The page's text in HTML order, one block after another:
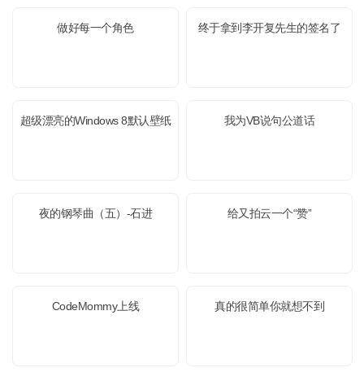
做好每一个角色 终于拿到李开复先生的签名了
超级漂亮的Windows 8默认壁纸 我为VB说句公道话
夜的钢琴曲（五）-石进 给又拍云一个“赞”
CodeMommy上线 真的很简单你就想不到